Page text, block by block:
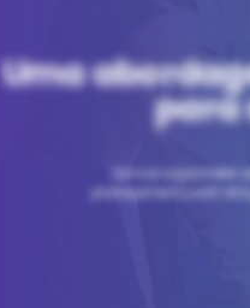
Uma
para
Somos
planejamento